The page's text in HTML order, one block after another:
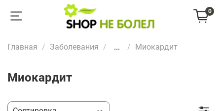
0
Главная Заболевания ... Миокардит
Миокардит